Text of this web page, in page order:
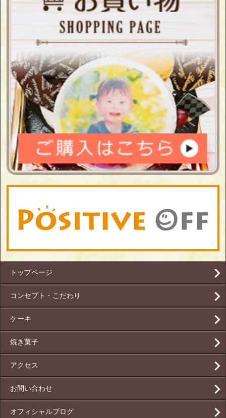
トップページ
コンセプト・こだわり
ケーキ
焼き菓子
アクセス
お問い合わせ
オフィシャルブログ